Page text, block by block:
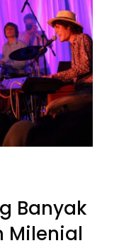
Banyak
Milenial